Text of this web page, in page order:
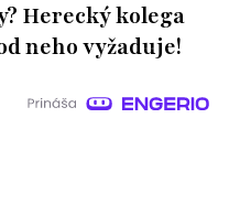
Herecký kolega
neho vyžaduje!